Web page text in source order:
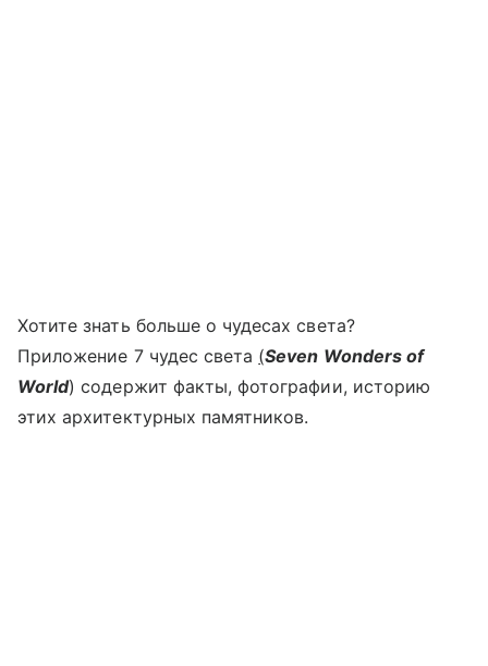
Хотите знать больше о чудесах света?
Приложение 7 чудес света (Seven Wonders of
World) содержит факты, фотографии, историю
этих архитектурных памятников.